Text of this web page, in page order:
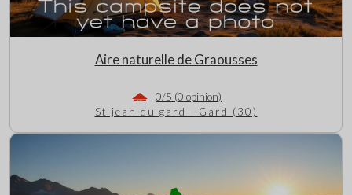
Aire naturelle de Graousses
0/5 (0 opinion)
St jean du gard - Gard (30)